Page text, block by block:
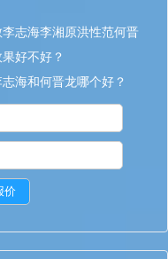
志海李湘原洪性范何晋
好不好？
海和何晋龙哪个好？